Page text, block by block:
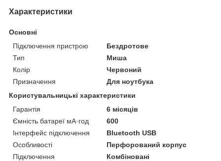
Характеристики
Основні
Підключення пристрою
Бездротове
Тип
Миша
Колір
Червоний
Призначення
Для ноутбука
Користувальницькі характеристики
Гарантія
6 місяців
Ємність батареї мА·год
600
Інтерфейс підключення
Bluetooth USB
Особливості
Перфорований корпус
Підключення
Комбіновані